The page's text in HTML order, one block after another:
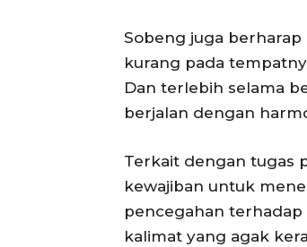
Sobeng juga
kurang pada
Dan terlebih selama
berjalan dengan
Terkait dengan tugas
kewajiban untuk
pencegahan terhadap
kalimat yang agak